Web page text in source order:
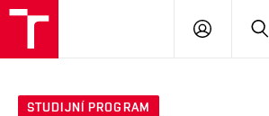
PŘIHLÁSIT
STUDIJNÍ PROGRAM